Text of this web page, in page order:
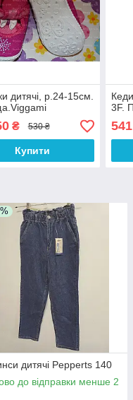
дитячі, р.24-15см.
₴ 530 ₴
Купити
3F.
дитячі Pepperts 140
до відправки менше 2